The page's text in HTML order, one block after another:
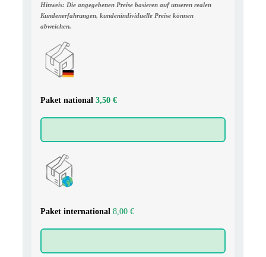
Hinweis: Die angegebenen Preise basieren auf unseren realen
Kundenerfahrungen, kundenindividuelle Preise können
abweichen.
Paket national 3,50 €
Paket international 8,00 €